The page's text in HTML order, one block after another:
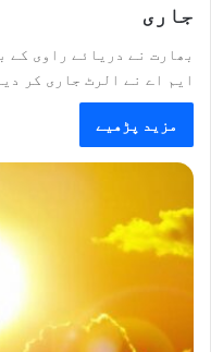
جاری
بھارت نے دریائے راوی کے
ایم اے نے الرٹ جاری کر
مزید پڑھیے